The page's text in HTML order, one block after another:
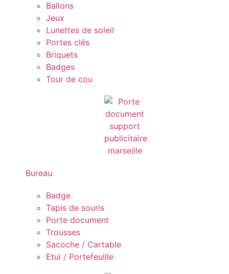
Ballons
Jeux
Lunettes de soleil
Portes clés
Briquets
Badges
Tour de cou
Bureau
Badge
Tapis de souris
Porte document
Trousses
Sacoche / Cartable
Etui / Portefeuille